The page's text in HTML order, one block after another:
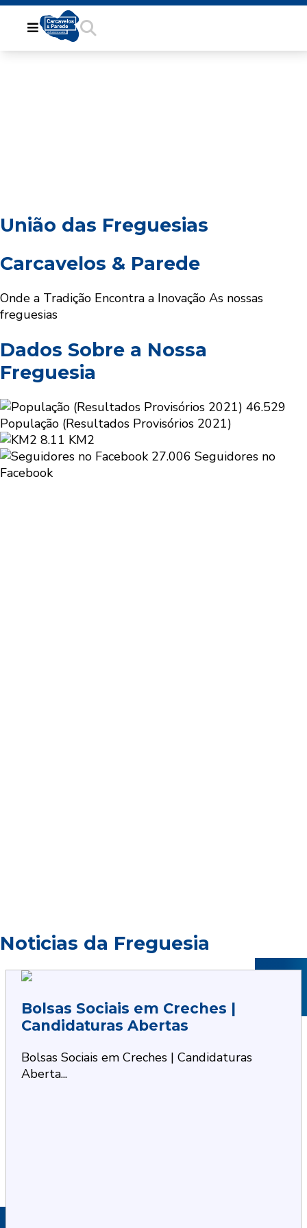
União das Freguesias
Carcavelos & Parede
Onde a Tradição Encontra a Inovação As nossas
freguesias
Dados Sobre a Nossa
Freguesia
46.529
População (Resultados Provisórios 2021)
8.11 KM2
27.006 Seguidores no
Facebook
Noticias da Freguesia
Bolsas Sociais em Creches |
Candidaturas Abertas
Bolsas Sociais em Creches | Candidaturas
Aberta...